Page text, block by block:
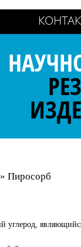
Пиросорб
углерод,